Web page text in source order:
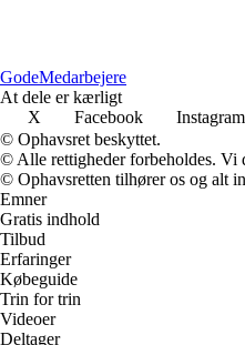
GodeMedarbejere
At dele er kærligt
X
Facebook Instagram
© Ophavsret beskyttet.
© Alle rettigheder forbeholdes. Vi
© Ophavsretten tilhører os og alt
Emner
Gratis indhold
Tilbud
Erfaringer
Købeguide
Trin for trin
Videoer
Deltager